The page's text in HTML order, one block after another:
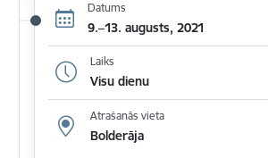
Datums
9.–13. augusts, 2021
Laiks
Visu dienu
Atrašanās vieta
Bolderāja